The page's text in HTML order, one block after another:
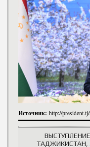
Источник: http://
ТАДЖИКИСТАН,